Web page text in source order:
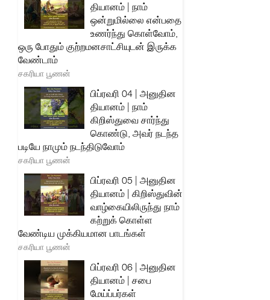
தியானம் | நாம்
ஒன்றுமில்லை என்பதை
உணர்ந்து கொள்வோம்,
ஒரு போதும் குற்றமனசாட்சியுடன் இருக்க
வேண்டாம்
சகரியா பூணன்
பிப்ரவரி 04 | அனுதின
தியானம் | நாம்
கிறிஸ்துவை சார்ந்து
கொண்டு, அவர் நடந்த
படியே நாமும் நடந்திடுவோம்
சகரியா பூணன்
பிப்ரவரி 05 | அனுதின
தியானம் | கிறிஸ்துவின்
வாழ்கையிலிருந்து நாம்
கற்றுக் கொள்ள
வேண்டிய முக்கியமான பாடங்கள்
சகரியா பூணன்
பிப்ரவரி 06 | அனுதின
தியானம் | சபை
மேய்ப்பர்கள்